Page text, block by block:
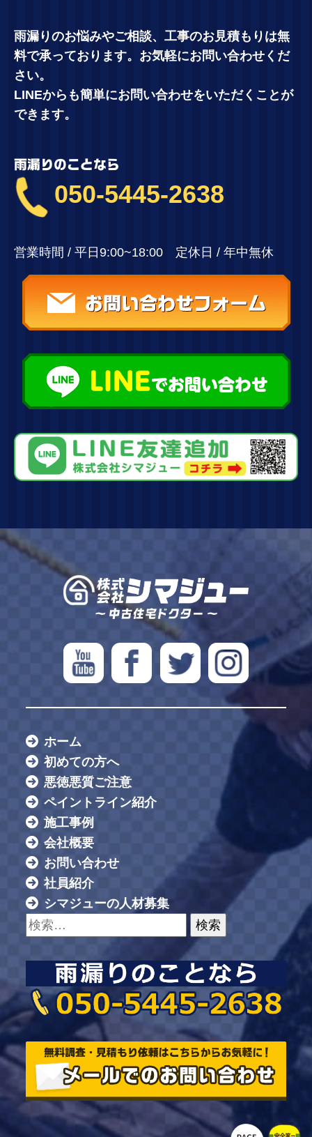
雨漏りのお悩みやご相談、工事のお見積もりは無
料で承っております。お気軽にお問い合わせくだ
さい。
LINEからも簡単にお問い合わせをいただくことが
できます。
雨漏りのことなら
050-5445-2638
営業時間 / 平日9:00~18:00 定休日 / 年中無休
ホーム
初めての方へ
悪徳悪質ご注意
ペイントライン紹介
施工事例
会社概要
お問い合わせ
社員紹介
シマジューの人材募集
検索: